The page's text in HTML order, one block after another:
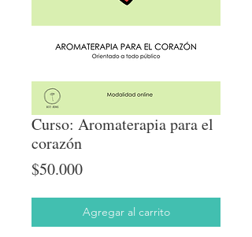
Curso: Aromaterapia para el
corazón
$50.000Precio
Agregar al carrito